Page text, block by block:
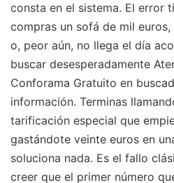
consta en el sistema. El error
compras un sofá de mil
o, peor aún, no llega el día
buscar desesperadamente
Conforama Gratuito en
información. Terminas
tarificación especial que
gastándote veinte euros en
soluciona nada. Es el fallo
creer que el primer número